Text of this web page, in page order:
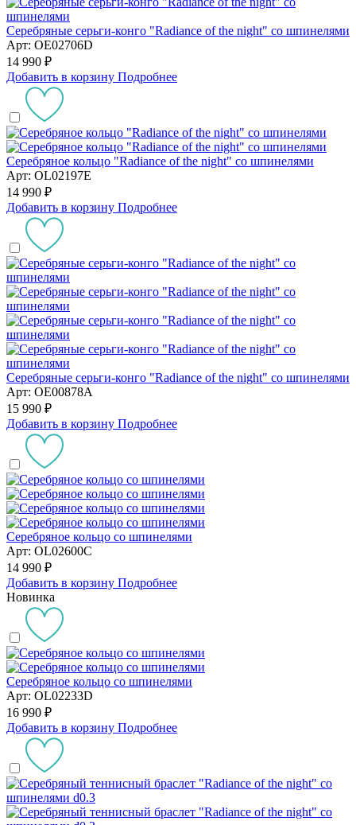
Серебряные серьги-конго "Radiance of the night" со шпинелями
Арт: OE02706D
14 990 ₽
Добавить в корзину Подробнее
Серебряное кольцо "Radiance of the night" со шпинелями
Арт: OL02197E
14 990 ₽
Добавить в корзину Подробнее
Серебряные серьги-конго "Radiance of the night" со шпинелями
Арт: OE00878A
15 990 ₽
Добавить в корзину Подробнее
Серебряное кольцо со шпинелями
Арт: OL02600C
14 990 ₽
Добавить в корзину Подробнее
Новинка
Серебряное кольцо со шпинелями
Арт: OL02233D
16 990 ₽
Добавить в корзину Подробнее